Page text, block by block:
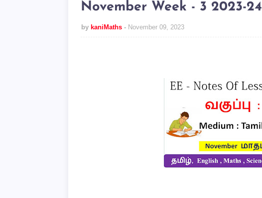
November Week - 3 2023-24
by kaniMaths November 09, 2023